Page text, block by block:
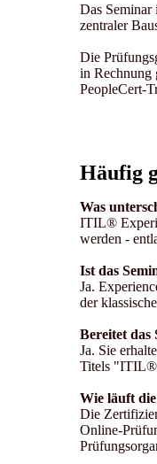
Das
zentraler
Die
in Rechnung
PeopleCert-
Häufig
Was
ITIL®
werden -
Ist das
Ja.
der
Bereitet das
Ja. Sie
Titels "ITIL®
Wie läuft
Die
Online-